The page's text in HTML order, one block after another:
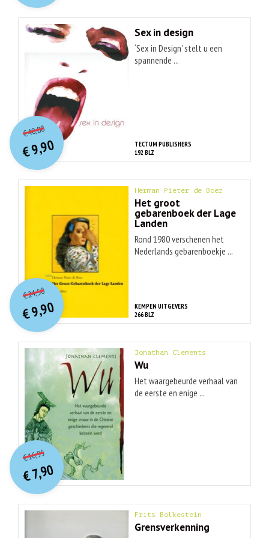
Sex in design
‘Sex in Design’ stelt u een
spannende ...
TECTUM PUBLISHERS
192 BLZ
€40,00O
orspr
onkelijke
prijs
was:
€ 40,00.
€9,90
Huidige
prijs
is:
€ 9,90.
Herman Pieter de Boer
Het groot
gebarenboek der Lage
Landen
Rond 1980 verschenen het
Nederlands gebarenboekje ...
KEMPEN UITGEVERS
266 BLZ
€24,50O
orspr
onkelijke
prijs
was:
€ 24,50.
€9,90
Huidige
prijs
is:
€ 9,90.
Jonathan Clements
Wu
Het waargebeurde verhaal van
de eerste en enige ...
€16,95O
orspr
onkelijke
prijs
was:
€ 16,95.
€7,90
Huidige
prijs
is:
€ 7,90.
Frits Bolkestein
Grensverkenning